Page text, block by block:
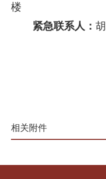
楼
紧急联系人：
相关附件